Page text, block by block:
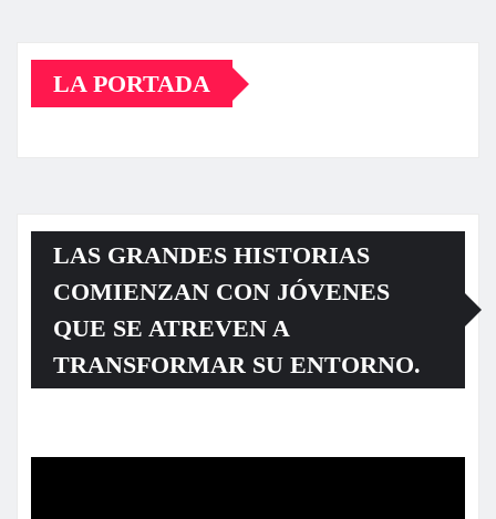
LA PORTADA
LAS GRANDES HISTORIAS
COMIENZAN CON JÓVENES
QUE SE ATREVEN A
TRANSFORMAR SU ENTORNO.